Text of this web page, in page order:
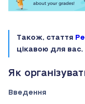
Також, стаття
цікавою для вас.
Як
Введення